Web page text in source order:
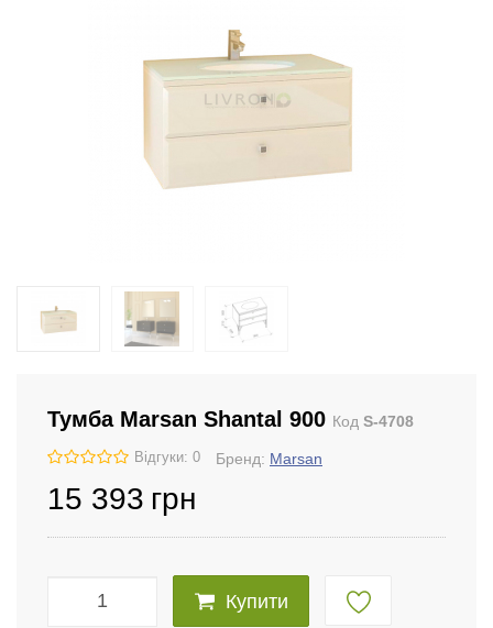
Тумба Marsan Shantal 900 Код S-4708
Відгуки: 0 Бренд: Marsan
15 393 грн
Купити